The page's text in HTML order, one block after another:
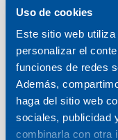
Uso de cookies
Este sitio web
personalizar el
funciones de redes
Además,
haga del sitio web
sociales, publicidad
combinarla con otra
BECAS
Ayudas/becas de
de nuestros
FORMACIÓN
Destinamos más
formación para